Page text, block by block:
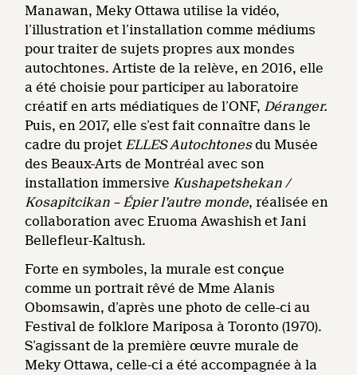
Manawan, Meky Ottawa utilise la vidéo,
l’illustration et l’installation comme médiums
pour traiter de sujets propres aux mondes
autochtones. Artiste de la relève, en 2016, elle
a été choisie pour participer au laboratoire
créatif en arts médiatiques de l’ONF, Déranger.
Puis, en 2017, elle s’est fait connaître dans le
cadre du projet ELLES Autochtonesdu Musée
des Beaux-Arts de Montréal avec son
installation immersive Kushapetshekan /
Kosapitcikan – Épier l’autre monde, réalisée en
collaboration avec Eruoma Awashish et Jani
Bellefleur-Kaltush.
Forte en symboles, la murale est conçue
comme un portrait rêvé de Mme Alanis
Obomsawin, d’après une photo de celle-ci au
Festival de folklore Mariposa à Toronto (1970).
S’agissant de la première œuvre murale de
Meky Ottawa, celle-ci a été accompagnée à la